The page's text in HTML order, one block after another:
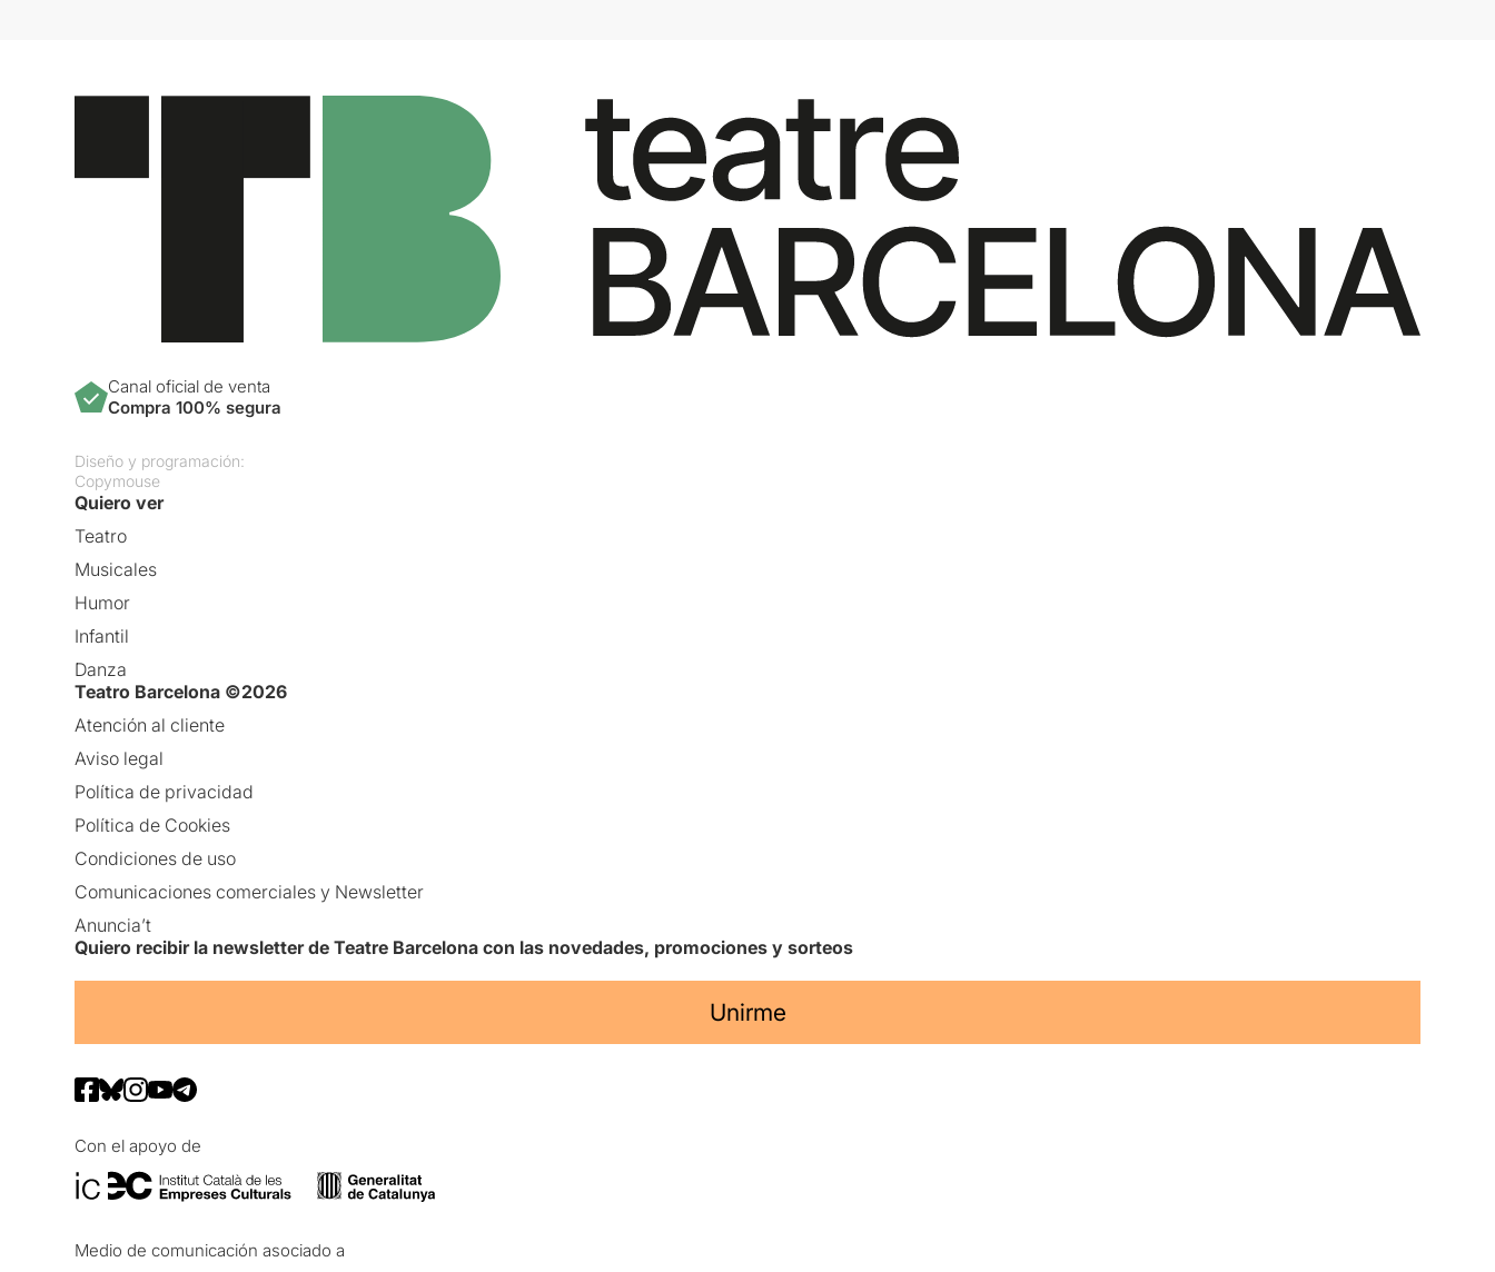
Canal oficial de venta
Compra 100% segura
Diseño y programación:
Copymouse
Quiero ver
Teatro
Musicales
Humor
Infantil
Danza
Teatro Barcelona ©2026
Atención al cliente
Aviso legal
Política de privacidad
Política de Cookies
Condiciones de uso
Comunicaciones comerciales y Newsletter
Anuncia’t
Quiero recibir la newsletter de Teatre Barcelona con las novedades, promociones y sorteos
Unirme
Con el apoyo de
Medio de comunicación asociado a